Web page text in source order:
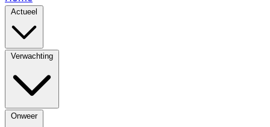
Actueel
Verwachting
Onweer